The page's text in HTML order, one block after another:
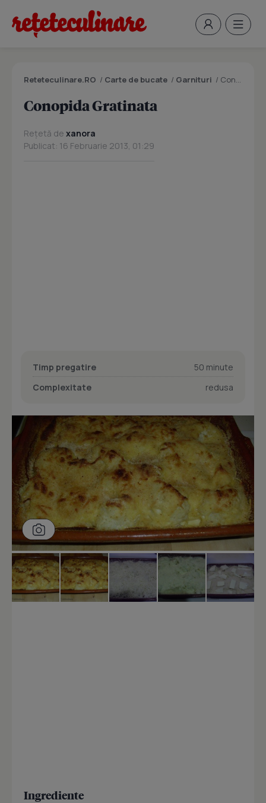
Reteteculinare.RO / Carte de bucate / Garnituri / Conopida Gratinata
Conopida Gratinata
Rețetă de xanora
Publicat: 16 Februarie 2013, 01:29
Timp pregatire
50 minute
Complexitate
redusa
Ingrediente